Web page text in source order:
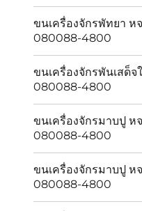
ขนเครื่องจักรพัทยา
080088-4800
ขนเครื่องจักรพันเสด็
080088-4800
ขนเครื่องจักรมาบปู
080088-4800
ขนเครื่องจักรมาบปู
080088-4800